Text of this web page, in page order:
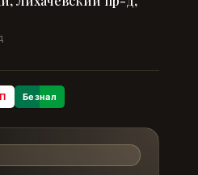
Безнал